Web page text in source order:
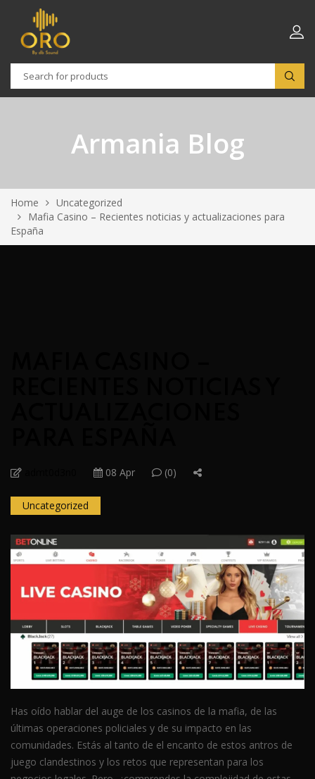
Armania Blog
Home
Uncategorized
Mafia Casino – Recientes noticias y actualizaciones para
España
08 Apr (0)
Uncategorized
Has oído hablar del auge de los casinos de la mafia, de las
últimas operaciones policiales y de su impacto en las
comunidades. Estás al tanto de el encanto de estos antros de
juego clandestinos y los retos que representan para los